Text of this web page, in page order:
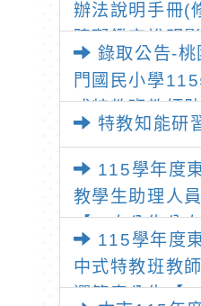
辦法說明手冊(
障礙鑑定說明
錄取公告-桃
門國民小學
式特教班教師
特教知能研
115學年度
教學生助理人
【一次公告分
115學年度
中式特教班教
選簡章公告【